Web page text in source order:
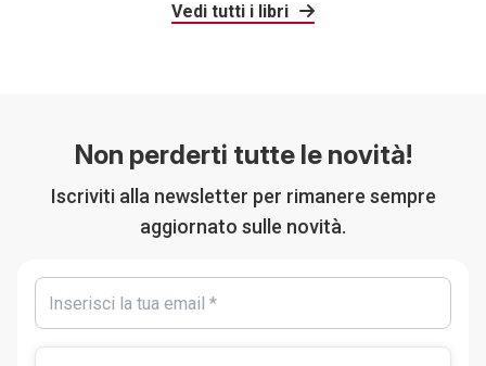
Vedi tutti i libri
Non perderti tutte le novità!
Iscriviti alla newsletter per rimanere sempre
aggiornato sulle novità.